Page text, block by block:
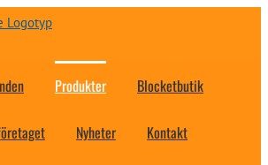
Produkter Blocketbutik
Nyheter Kontakt